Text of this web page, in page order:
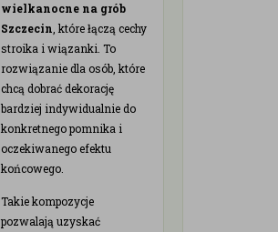
wielkanocne na grób
Szczecin , które łączą cechy
stroika i wiązanki. To
rozwiązanie dla osób, które
chcą dobrać dekorację
bardziej indywidualnie do
konkretnego pomnika i
oczekiwanego efektu
końcowego.
Takie kompozycje
pozwalają uzyskać